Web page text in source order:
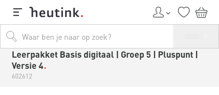
Leerpakket Basis digitaal | Groep 5 | Pluspunt |
Versie 4
602612